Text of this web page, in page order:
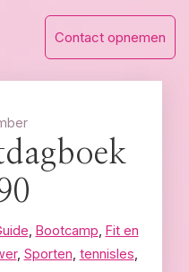
Contact opnemen
Bootcamp Fit en
, Sporten tennisles